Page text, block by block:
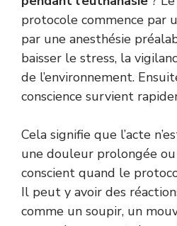
protocole commence par
par une anesthésie
baisser le stress, la
de l’environnement.
conscience survient
Cela signifie que l’acte
une douleur prolongée
conscient quand le
Il peut y avoir des
comme un soupir, un